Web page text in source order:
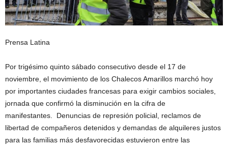
Prensa Latina
Por trigésimo quinto sábado consecutivo desde el 17 de
noviembre, el movimiento de los Chalecos Amarillos marchó hoy
por importantes ciudades francesas para exigir cambios sociales,
jornada que confirmó la disminución en la cifra de
manifestantes. Denuncias de represión policial, reclamos de
libertad de compañeros detenidos y demandas de alquileres justos
para las familias más desfavorecidas estuvieron entre las